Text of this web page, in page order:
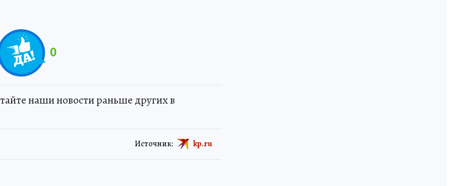
0
наши новости раньше других в
Источник: kp.ru